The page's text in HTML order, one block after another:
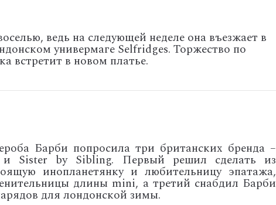
ведь на следующей неделе она въезжает в
универмаге Selfridges. Торжество по
встретит в новом платье.
Барби попросила три британских бренда –
Sister by Sibling. Первый решил сделать из
инопланетянку и любительницу эпатажа,
длины mini, а третий снабдил Барби
для лондонской зимы.